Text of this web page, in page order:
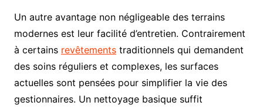
Un autre avantage non négligeable des terrains
modernes est leur facilité d’entretien. Contrairement
à certains revêtementstraditionnels qui demandent
des soins réguliers et complexes, les surfaces
actuelles sont pensées pour simplifier la vie des
gestionnaires. Un nettoyage basique suffit